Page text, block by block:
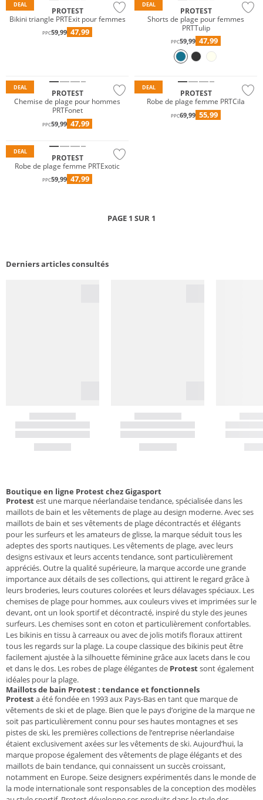
DEAL
PROTEST
Bikini triangle PRTExit pour femmes
PPC59,99 47,99
DEAL
PROTEST
Shorts de plage pour femmes
PRTTulip
PPC59,99 47,99
DEAL
PROTEST
Chemise de plage pour hommes
PRTFonet
PPC59,99 47,99
DEAL
PROTEST
Robe de plage femme PRTCila
PPC69,99 55,99
DEAL
PROTEST
Robe de plage femme PRTExotic
PPC59,99 47,99
PAGE 1 SUR 1
Derniers articles consultés
Boutique en ligne Protest chez Gigasport
Protestest une marque néerlandaise tendance, spécialisée dans les
maillots de bain et les vêtements de plage au design moderne. Avec ses
maillots de bain et ses vêtements de plage décontractés et élégants
pour les surfeurs et les amateurs de glisse, la marque séduit tous les
adeptes des sports nautiques. Les vêtements de plage, avec leurs
designs estivaux et leurs accents tendance, sont particulièrement
appréciés. Outre la qualité supérieure, la marque accorde une grande
importance aux détails de ses collections, qui attirent le regard grâce à
leurs broderies, leurs coutures colorées et leurs délavages spéciaux. Les
chemises de plage pour hommes, aux couleurs vives et imprimées sur le
devant, ont un look sportif et décontracté, inspiré du style des jeunes
surfeurs. Les chemises sont en coton et particulièrement confortables.
Les bikinis en tissu à carreaux ou avec de jolis motifs floraux attirent
tous les regards sur la plage. La coupe classique des bikinis peut être
facilement ajustée à la silhouette féminine grâce aux lacets dans le cou
et dans le dos. Les robes de plage élégantes de Protestsont également
idéales pour la plage.
Maillots de bain Protest : tendance et fonctionnels
Protesta été fondée en 1993 aux Pays-Bas en tant que marque de
vêtements de ski et de plage. Bien que le pays d’origine de la marque ne
soit pas particulièrement connu pour ses hautes montagnes et ses
pistes de ski, les premières collections de l’entreprise néerlandaise
étaient exclusivement axées sur les vêtements de ski. Aujourd’hui, la
marque propose également des vêtements de plage élégants et des
maillots de bain tendance, qui connaissent un succès croissant,
notamment en Europe. Seize designers expérimentés dans le monde de
la mode internationale sont responsables de la conception des modèles